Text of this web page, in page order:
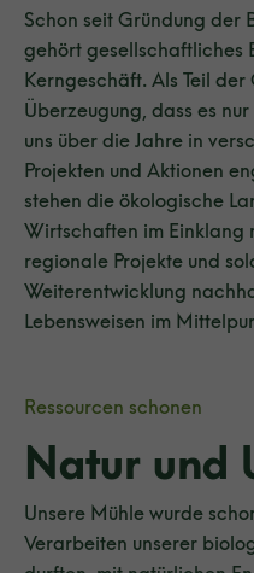
Schon seit Gründung der
gehört gesellschaftliches
Kerngeschäft. Als Teil
Überzeugung, dass es
uns über die Jahre in
Projekten und Aktionen
stehen die ökologische
Wirtschaften im Einklang
regionale Projekte und
Weiterentwicklung
Lebensweisen im
Ressourcen schonen
Natur und
Unsere Mühle wurde
Verarbeiten unserer